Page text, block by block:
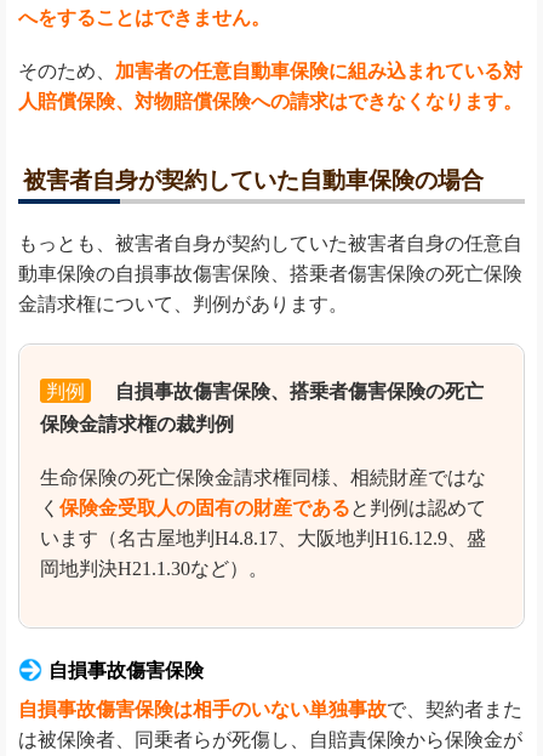
へをすることはできません。
そのため、 加害者の任意自動車保険に組み込まれている対
人賠償保険、対物賠償保険への請求はできなくなります。
被害者自身が契約していた自動車保険の場合
もっとも、被害者自身が契約していた被害者自身の任意自
動車保険の自損事故傷害保険、搭乗者傷害保険の死亡保険
金請求権について、判例があります。
判例
自損事故傷害保険、搭乗者傷害保険の死亡
保険金請求権の裁判例
生命保険の死亡保険金請求権同様、相続財産ではな
く 保険金受取人の固有の財産であると判例は認めて
います（名古屋地判H4.8.17、大阪地判H16.12.9、盛
岡地判決H21.1.30など）。
自損事故傷害保険
自損事故傷害保険は相手のいない単独事故で、契約者また
は被保険者、同乗者らが死傷し、自賠責保険から保険金が